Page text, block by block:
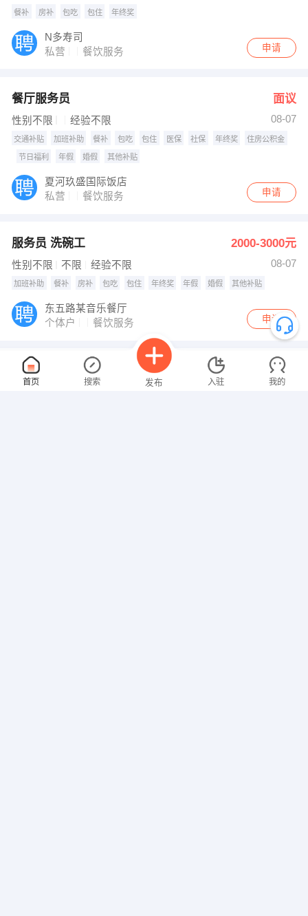
餐补 房补 包吃 包住 年终奖
N多寿司
私营
餐饮服务 申请
餐厅服务员 面议
性别不限 经验不限 08-07
交通补贴 加班补助 餐补 包吃 包住 医保 社保 年终奖 住房公积金
节日福利 年假 婚假 其他补贴
夏河玖盛国际饭店
私营
餐饮服务 申请
服务员 洗碗工 2000-3000元
性别不限 不限 经验不限 08-07
加班补助 餐补 房补 包吃 包住 年终奖 年假 婚假 其他补贴
东五路某音乐餐厅
个体户
餐饮服务 申请
项目经理2位，技术人员6 8000-12000元
首页 搜索 发布 入驻 我的